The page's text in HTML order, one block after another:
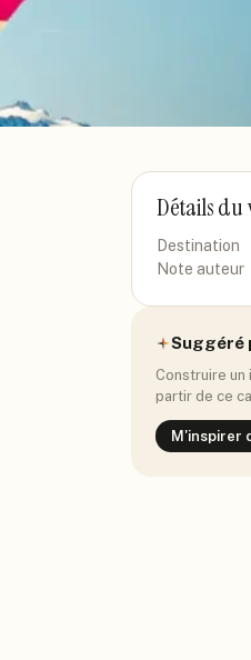
Détails du
Destination
Note auteur
Suggéré
Construire un
partir de ce
M'inspirer